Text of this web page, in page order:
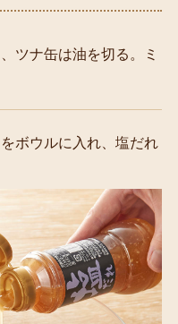
ツナ缶は油を切る。ミ
ボウルに入れ、塩だれ